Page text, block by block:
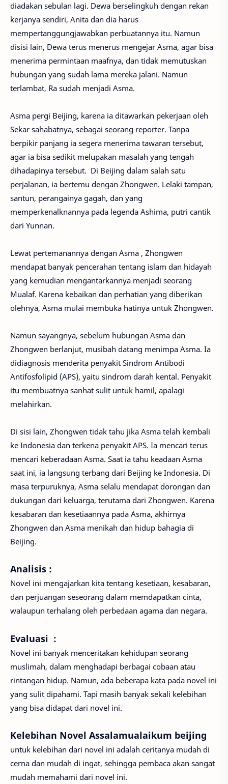
diadakan sebulan lagi. Dewa berselingkuh dengan rekan
kerjanya sendiri, Anita dan dia harus
mempertanggungjawabkan perbuatannya itu. Namun
disisi lain, Dewa terus menerus mengejar Asma, agar bisa
menerima permintaan maafnya, dan tidak memutuskan
hubungan yang sudah lama mereka jalani. Namun
terlambat, Ra sudah menjadi Asma.
Asma pergi Beijing, karena ia ditawarkan pekerjaan oleh
Sekar sahabatnya, sebagai seorang reporter. Tanpa
berpikir panjang ia segera menerima tawaran tersebut,
agar ia bisa sedikit melupakan masalah yang tengah
dihadapinya tersebut. Di Beijing dalam salah satu
perjalanan, ia bertemu dengan Zhongwen. Lelaki tampan,
santun, perangainya gagah, dan yang
memperkenalknannya pada legenda Ashima, putri cantik
dari Yunnan.
Lewat pertemanannya dengan Asma , Zhongwen
mendapat banyak pencerahan tentang islam dan hidayah
yang kemudian mengantarkannya menjadi seorang
Mualaf. Karena kebaikan dan perhatian yang diberikan
olehnya, Asma mulai membuka hatinya untuk Zhongwen.
Namun sayangnya, sebelum hubungan Asma dan
Zhongwen berlanjut, musibah datang menimpa Asma. Ia
didiagnosis menderita penyakit Sindrom Antibodi
Antifosfolipid (APS), yaitu sindrom darah kental. Penyakit
itu membuatnya sanhat sulit untuk hamil, apalagi
melahirkan.
Di sisi lain, Zhongwen tidak tahu jika Asma telah kembali
ke Indonesia dan terkena penyakit APS. Ia mencari terus
mencari keberadaan Asma. Saat ia tahu keadaan Asma
saat ini, ia langsung terbang dari Beijing ke Indonesia. Di
masa terpuruknya, Asma selalu mendapat dorongan dan
dukungan dari keluarga, terutama dari Zhongwen. Karena
kesabaran dan kesetiaannya pada Asma, akhirnya
Zhongwen dan Asma menikah dan hidup bahagia di
Beijing.
Analisis :
Novel ini mengajarkan kita tentang kesetiaan, kesabaran,
dan perjuangan seseorang dalam memdapatkan cinta,
walaupun terhalang oleh perbedaan agama dan negara.
Evaluasi :
Novel ini banyak menceritakan kehidupan seorang
muslimah, dalam menghadapi berbagai cobaan atau
rintangan hidup. Namun, ada beberapa kata pada novel ini
yang sulit dipahami. Tapi masih banyak sekali kelebihan
yang bisa didapat dari novel ini.
Kelebihan Novel Assalamualaikum beijing
untuk kelebihan dari novel ini adalah ceritanya mudah di
cerna dan mudah di ingat, sehingga pembaca akan sangat
mudah memahami dari novel ini.